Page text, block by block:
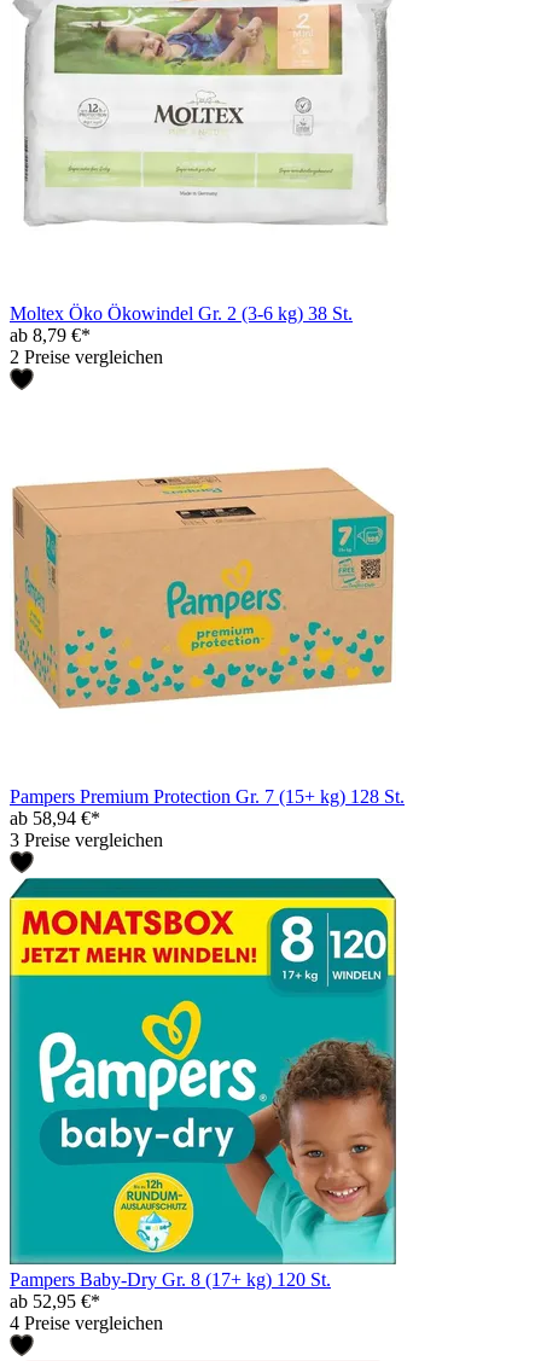
Moltex Öko Ökowindel Gr. 2 (3-6 kg) 38 St.
ab 8,79 €*
2 Preise vergleichen
Pampers Premium Protection Gr. 7 (15+ kg) 128 St.
ab 58,94 €*
3 Preise vergleichen
Pampers Baby-Dry Gr. 8 (17+ kg) 120 St.
ab 52,95 €*
4 Preise vergleichen